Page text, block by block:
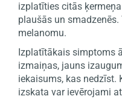
izplatīties citās
plaušās un
melanomu.
Izplatītākais simptoms
izmaiņas, jauns
iekaisums, kas nedzīst.
izskata var ievērojami